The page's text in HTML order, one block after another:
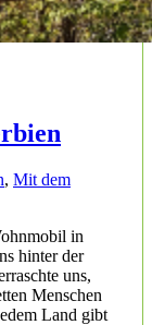
, Mit dem
in
hinter der
uns,
Menschen
Land gibt